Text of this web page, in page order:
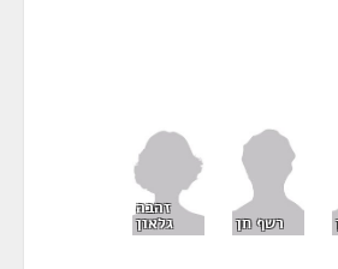
רשף חן
זהבה
גלאון